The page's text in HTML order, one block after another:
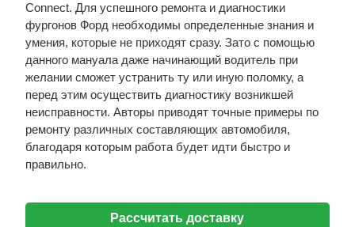
Connect. Для успешного ремонта и диагностики
фургонов Форд необходимы определенные знания и
умения, которые не приходят сразу. Зато с помощью
данного мануала даже начинающий водитель при
желании сможет устранить ту или иную поломку, а
перед этим осуществить диагностику возникшей
неисправности. Авторы приводят точные примеры по
ремонту различных составляющих автомобиля,
благодаря которым работа будет идти быстро и
правильно.
Рассчитать доставку